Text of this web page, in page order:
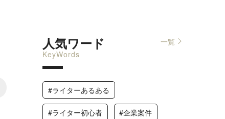
人気ワード
KeyWords
一覧
#ライターあるある
#ライター初心者 #企業案件